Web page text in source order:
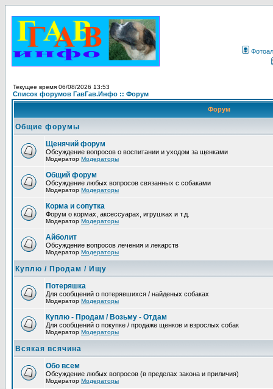
Текущее время 06/08/2026 13:53
Список форумов ГавГав.Инфо :: Форум
Форум
Общие форумы
Щенячий форум
Обсуждение вопросов о воспитании и уходом за щенками
Модератор Модераторы
Общий форум
Обсуждение любых вопросов связанных с собаками
Модератор Модераторы
Корма и сопутка
Форум о кормах, аксессуарах, игрушках и т.д.
Модератор Модераторы
Айболит
Обсуждение вопросов лечения и лекарств
Модератор Модераторы
Куплю / Продам / Ищу
Потеряшка
Для сообщений о потерявшихся / найденых собаках
Модератор Модераторы
Куплю - Продам / Возьму - Отдам
Для сообщений о покупке / продаже щенков и взрослых собак
Модератор Модераторы
Всякая всячина
Обо всем
Обсуждение любых вопросов (в пределах закона и приличия)
Модератор Модераторы